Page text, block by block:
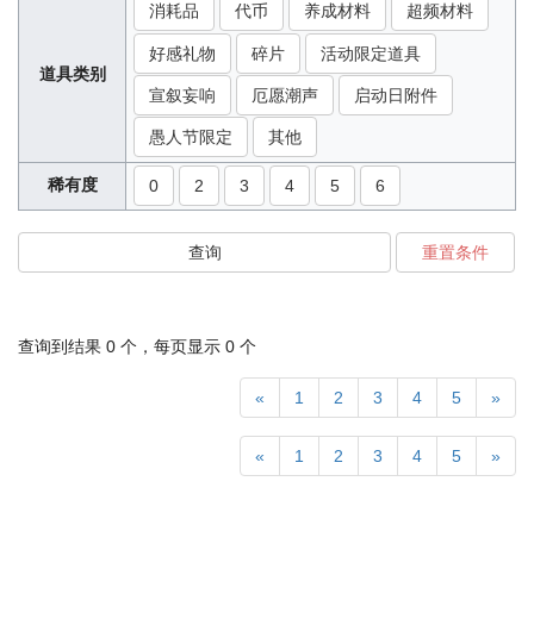
道具类别
消耗品 代币 养成材料 超频材料
好感礼物 碎片 活动限定道具
宣叙妄响 厄愿潮声 启动日附件
愚人节限定 其他
稀有度 0 2 3 4 5 6
查询 重置条件
查询到结果 0 个，每页显示 0 个
« 1 2 3 4 5 »
« 1 2 3 4 5 »